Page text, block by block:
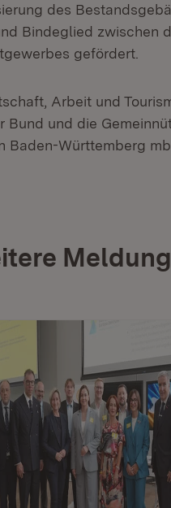
des
Bindeglied zwischen
gefördert.
Arbeit und
und die
Baden-Württemberg